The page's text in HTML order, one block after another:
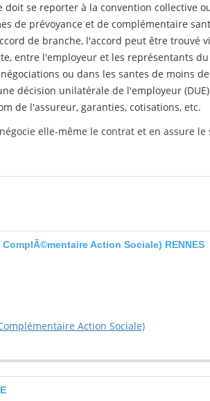
doit se reporter à la convention collective
de prévoyance et de complémentaire
de branche, l'accord peut être trouvé
entre l'employeur et les représentants
ou dans les santes de moins
décision unilatérale de l'employeur
de l'assureur, garanties, cotisations, etc.
elle-même le contrat et en assure
Action Sociale) RENNES
Action Sociale)